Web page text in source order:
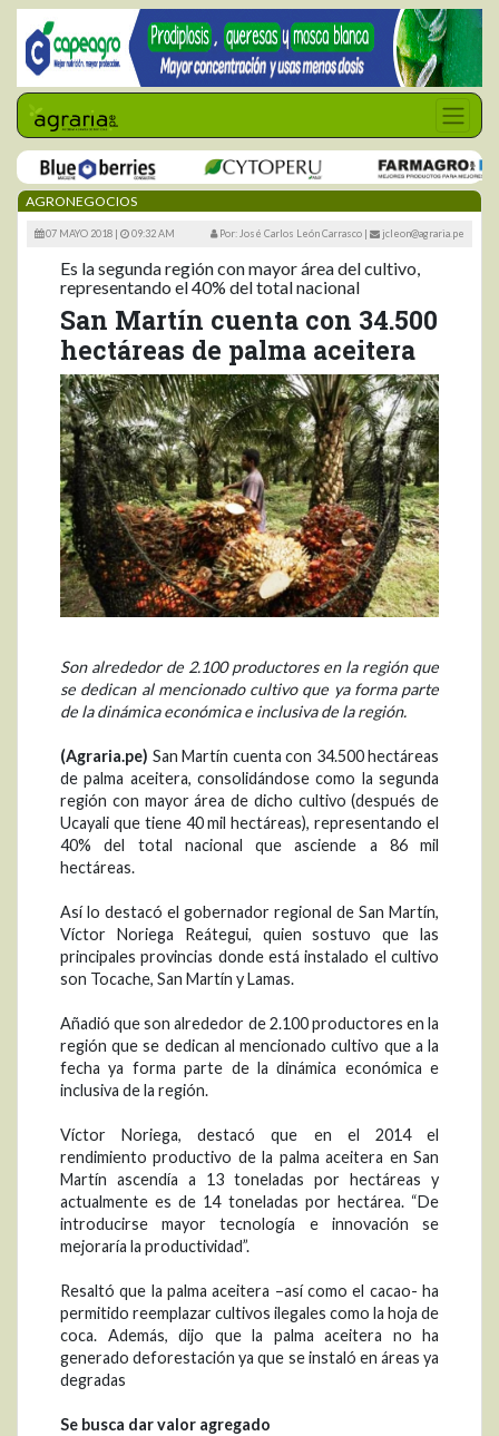
AGRONEGOCIOS
07 MAYO 2018 | 09:32 AM Por: José Carlos León Carrasco | jcleon@agraria.pe
Es la segunda región con mayor área del cultivo,
representando el 40% del total nacional
San Martín cuenta con 34.500
hectáreas de palma aceitera
Son alrededor de 2.100 productores en la región que
se dedican al mencionado cultivo que ya forma parte
de la dinámica económica e inclusiva de la región.
(Agraria.pe) San Martín cuenta con 34.500 hectáreas
de palma aceitera, consolidándose como la segunda
región con mayor área de dicho cultivo (después de
Ucayali que tiene 40 mil hectáreas), representando el
40% del total nacional que asciende a 86 mil
hectáreas.
Así lo destacó el gobernador regional de San Martín,
Víctor Noriega Reátegui, quien sostuvo que las
principales provincias donde está instalado el cultivo
son Tocache, San Martín y Lamas.
Añadió que son alrededor de 2.100 productores en la
región que se dedican al mencionado cultivo que a la
fecha ya forma parte de la dinámica económica e
inclusiva de la región.
Víctor Noriega, destacó que en el 2014 el
rendimiento productivo de la palma aceitera en San
Martín ascendía a 13 toneladas por hectáreas y
actualmente es de 14 toneladas por hectárea. “De
introducirse mayor tecnología e innovación se
mejoraría la productividad”.
Resaltó que la palma aceitera –así como el cacao- ha
permitido reemplazar cultivos ilegales como la hoja de
coca. Además, dijo que la palma aceitera no ha
generado deforestación ya que se instaló en áreas ya
degradas
Se busca dar valor agregado